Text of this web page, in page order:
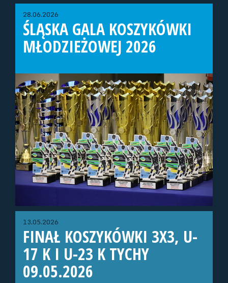
28.06.2026
ŚLĄSKA GALA KOSZYKÓWKI
MŁODZIEŻOWEJ 2026
13.05.2026
FINAŁ KOSZYKÓWKI 3X3, U-
17 K I U-23 K TYCHY
09.05.2026